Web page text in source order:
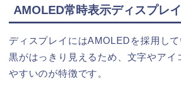
AMOLED常時表示ディスプレ
ディスプレイにはAMOLEDを採用して
黒がはっきり見えるため、文字やアイ
やすいのが特徴です。